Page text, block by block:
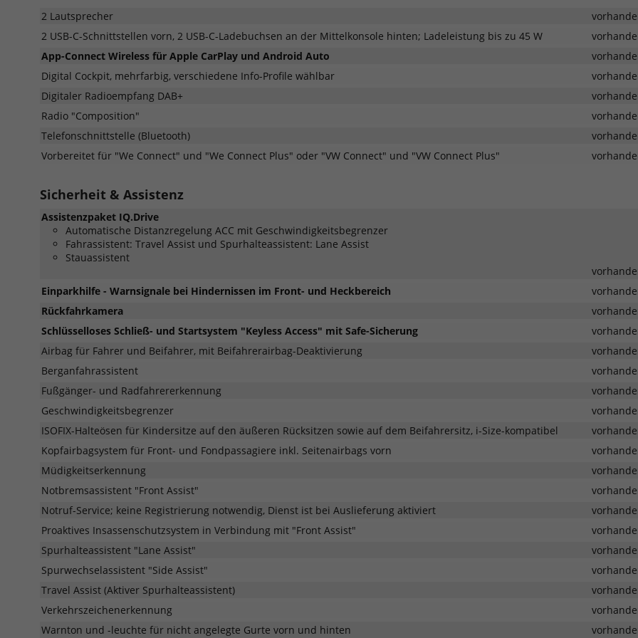
2 Lautsprecher
2 USB-C-Schnittstellen vorn, 2 USB-C-Ladebuchsen an der Mittelkonsole hinten; Ladeleistung bis zu 45 W
App-Connect Wireless für Apple CarPlay und Android Auto
Digital Cockpit, mehrfarbig, verschiedene Info-Profile wählbar
Digitaler Radioempfang DAB+
Radio "Composition"
Telefonschnittstelle (Bluetooth)
Vorbereitet für "We Connect" und "We Connect Plus" oder "VW Connect" und "VW Connect Plus"
Sicherheit & Assistenz
Assistenzpaket IQ.Drive
Automatische Distanzregelung ACC mit Geschwindigkeitsbegrenzer
Fahrassistent: Travel Assist und Spurhalteassistent: Lane Assist
Stauassistent
Einparkhilfe - Warnsignale bei Hindernissen im Front- und Heckbereich
Rückfahrkamera
Schlüsselloses Schließ- und Startsystem "Keyless Access" mit Safe-Sicherung
Airbag für Fahrer und Beifahrer, mit Beifahrerairbag-Deaktivierung
Berganfahrassistent
Fußgänger- und Radfahrererkennung
Geschwindigkeitsbegrenzer
ISOFIX-Halteösen für Kindersitze auf den äußeren Rücksitzen sowie auf dem Beifahrersitz, i-Size-kompatibel
Kopfairbagsystem für Front- und Fondpassagiere inkl. Seitenairbags vorn
Müdigkeitserkennung
Notbremsassistent "Front Assist"
Notruf-Service; keine Registrierung notwendig, Dienst ist bei Auslieferung aktiviert
Proaktives Insassenschutzsystem in Verbindung mit "Front Assist"
Spurhalteassistent "Lane Assist"
Spurwechselassistent "Side Assist"
Travel Assist (Aktiver Spurhalteassistent)
Verkehrszeichenerkennung
Warnton und -leuchte für nicht angelegte Gurte vorn und hinten